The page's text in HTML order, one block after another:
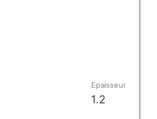
Epaisseur
1.2